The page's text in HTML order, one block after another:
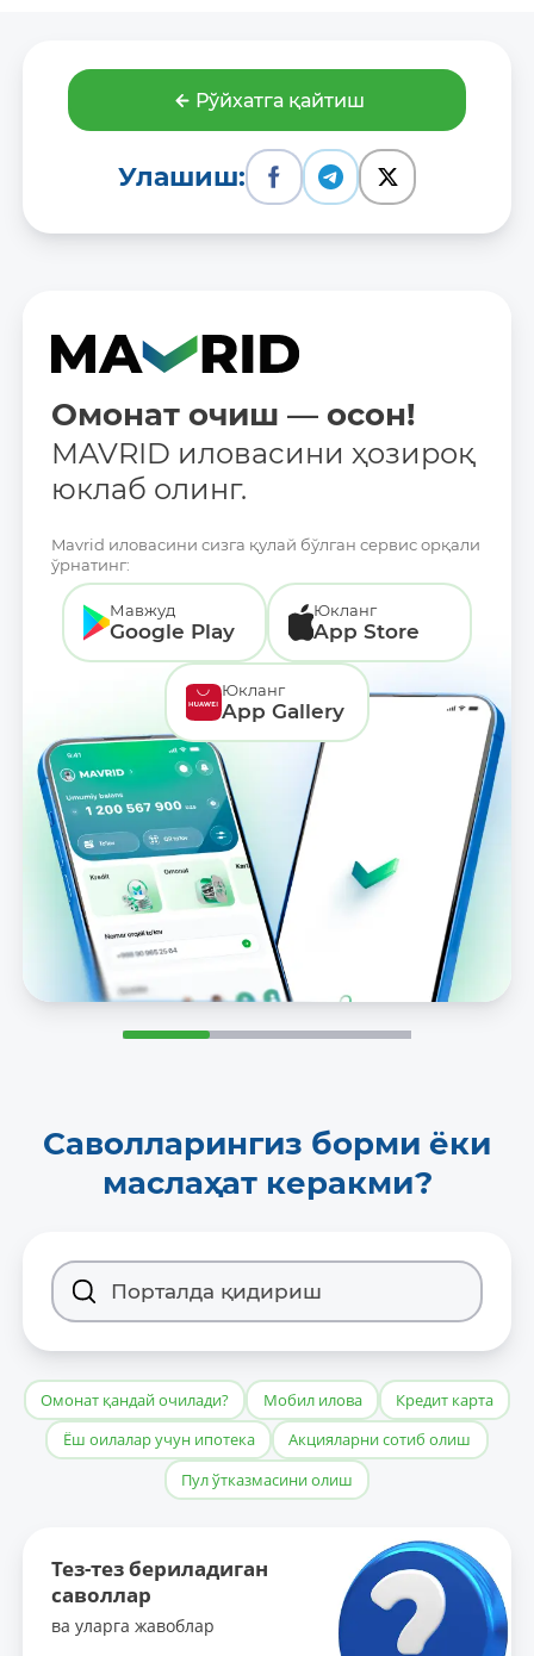
Рўйхатга қайтиш
Улашиш:
Омонат очиш — осон!
MAVRID иловасини ҳозироқ
юклаб олинг.
Mavrid иловасини сизга қулай бўлган сервис орқали
ўрнатинг:
Мавжуд
Google Play
Юкланг
App Store
Юкланг
App Gallery
Саволларингиз борми ёки
маслаҳат керакми?
Омонат қандай очилади? Мобил илова
Кредит карта
Ёш оилалар учун ипотека
Акцияларни сотиб олиш
Пул ўтказмасини олиш
Тез-тез бериладиган
саволлар
ва уларга жавоблар